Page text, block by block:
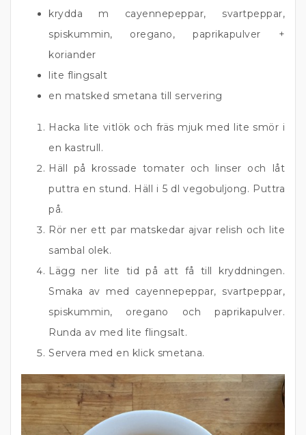
krydda m cayennepeppar, svartpeppar,
spiskummin, oregano, paprikapulver +
koriander
lite flingsalt
en matsked smetana till servering
Hacka lite vitlök och fräs mjuk med lite smör i
en kastrull.
Häll på krossade tomater och linser och låt
puttra en stund. Häll i 5 dl vegobuljong. Puttra
på.
Rör ner ett par matskedar ajvar relish och lite
sambal olek.
Lägg ner lite tid på att få till kryddningen.
Smaka av med cayennepeppar, svartpeppar,
spiskummin, oregano och paprikapulver.
Runda av med lite flingsalt.
Servera med en klick smetana.